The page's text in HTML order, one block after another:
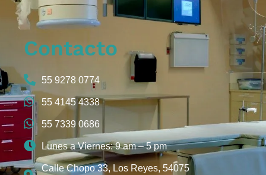
Contacto
55 9278 0774
55 4145 4338
55 7339 0686
Lunes a Viernes: 9 am – 5 pm
Calle Chopo 33, Los Reyes, 54075